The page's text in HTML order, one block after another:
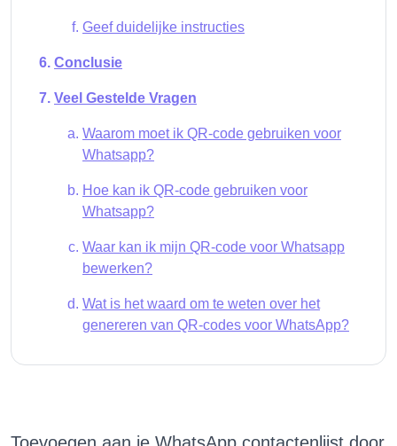
Geef duidelijke instructies
Conclusie
Veel Gestelde Vragen
Waarom moet ik QR-code gebruiken voor
Whatsapp?
Hoe kan ik QR-code gebruiken voor
Whatsapp?
Waar kan ik mijn QR-code voor Whatsapp
bewerken?
Wat is het waard om te weten over het
genereren van QR-codes voor WhatsApp?